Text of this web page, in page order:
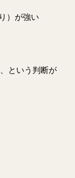
）が強い
という判断が